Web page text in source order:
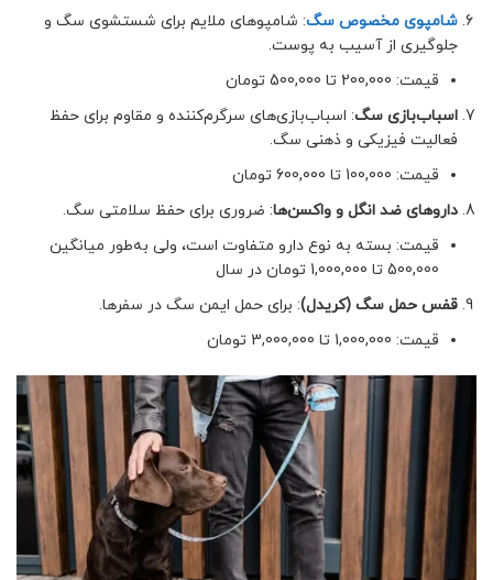
شامپوی مخصوص سگ: شامپوهای ملایم برای شستشوی سگ و
جلوگیری از آسیب به پوست.
قیمت: 200,000 تا 500,000 تومان
اسباب‌بازی سگ: اسباب‌بازی‌های سرگرم‌کننده و مقاوم برای حفظ
فعالیت فیزیکی و ذهنی سگ.
قیمت: 100,000 تا 600,000 تومان
داروهای ضد انگل و واکسن‌ها: ضروری برای حفظ سلامتی سگ.
قیمت: بسته به نوع دارو متفاوت است، ولی به‌طور میانگین
500,000 تا 1,000,000 تومان در سال
قفس حمل سگ (کریدل): برای حمل ایمن سگ در سفرها.
قیمت: 1,000,000 تا 3,000,000 تومان